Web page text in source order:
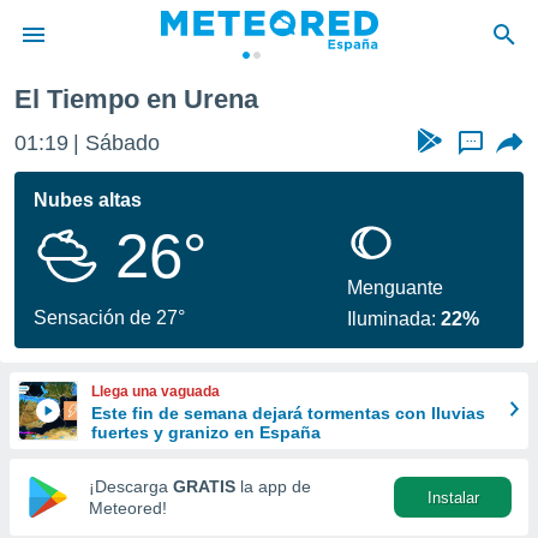
de
por
que se
calidad.
a este
las
y
forma
digital
basada
El Tiempo en Urena
01:19 Sábado ...
Nubes altas
26°
Sensación de 27°
Menguante
Iluminada:22%
Llega una vaguada
Este fin de semana dejará tormentas con lluvias
fuertes y granizo en España
¡Descarga GRATIS la app de
Meteored!
Instalar